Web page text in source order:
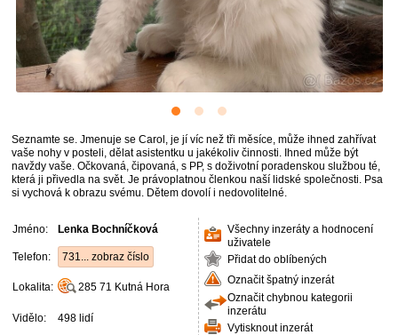
Seznamte se. Jmenuje se Carol, je jí víc než tři měsíce, může ihned zahřívat
vaše nohy v posteli, dělat asistentku u jakékoliv činnosti. Ihned může být
navždy vaše. Očkovaná, čipovaná, s PP, s doživotní poradenskou službou té,
která ji přivedla na svět. Je právoplatnou členkou naší lidské společnosti. Psa
si vychová k obrazu svému. Dětem dovolí i nedovolitelné.
Jméno: Lenka Bochníčková
Telefon: 731... zobraz číslo
Lokalita: 285 71 Kutná Hora
Vidělo: 498 lidí
Všechny inzeráty a hodnocení
uživatele
Přidat do oblíbených
Označit špatný inzerát
Označit chybnou kategorii
inzerátu
Vytisknout inzerát